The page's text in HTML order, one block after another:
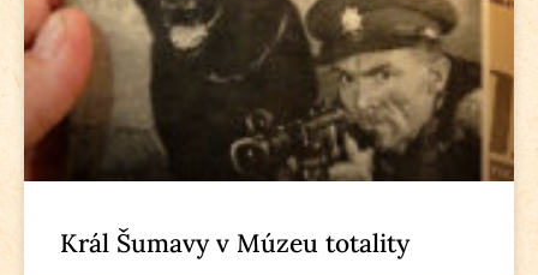
Král Šumavy v Múzeu totality